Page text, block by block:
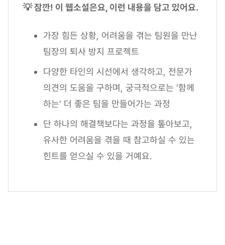
💡 잠깐! 이 웹소설은요, 이런 내용을 담고 있어요.
가장 힘든 상황, 어려움을 겪는 팀원을 만난
팀장의 퇴사 방지 프로젝트
다양한 타인의 시선에서 생각하고, 전문가
의견의 도움을 구하며, 궁극적으로는 '함께
하는' 더 좋은 팀을 만들어가는 과정
단 하나의 해결책보다는 과정을 톺아보고,
유사한 어려움을 겪을 때 참고하실 수 있는
힌트를 얻으실 수 있을 거예요.